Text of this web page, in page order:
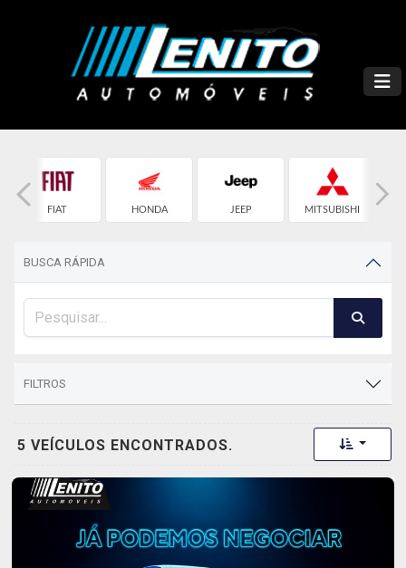
FIAT HONDA JEEP MITSUBISHI
BUSCA RÁPIDA
FILTROS
5 VEÍCULOS ENCONTRADOS. Toggle